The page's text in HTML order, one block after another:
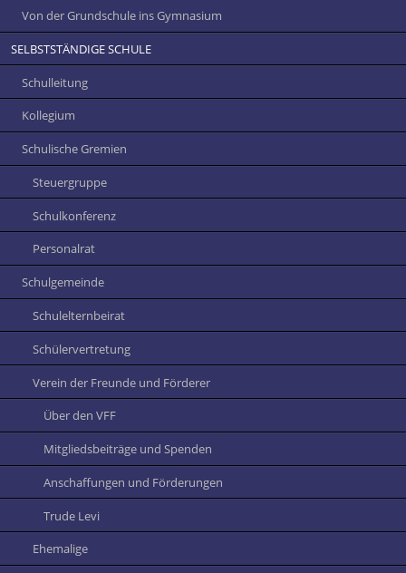
Von der Grundschule ins Gymnasium
SELBSTSTÄNDIGE SCHULE
Schulleitung
Kollegium
Schulische Gremien
Steuergruppe
Schulkonferenz
Personalrat
Schulgemeinde
Schulelternbeirat
Schülervertretung
Verein der Freunde und Förderer
Über den VFF
Mitgliedsbeiträge und Spenden
Anschaffungen und Förderungen
Trude Levi
Ehemalige